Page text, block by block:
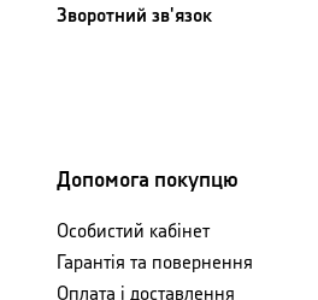
Зворотний зв'язок
Допомога покупцю
Особистий кабінет
Гарантія та повернення
Оплата і доставлення